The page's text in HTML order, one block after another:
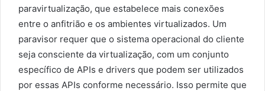
paravirtualização, que estabelece mais conexões
entre o anfitrião e os ambientes virtualizados. Um
paravisor requer que o sistema operacional do cliente
seja consciente da virtualização, com um conjunto
específico de APIs e drivers que podem ser utilizados
por essas APIs conforme necessário. Isso permite que